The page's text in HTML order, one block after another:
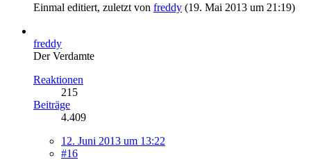
Einmal editiert, zuletzt von freddy (19. Mai 2013 um 21:19)
freddy
Der Verdamte
Reaktionen
215
Beiträge
4.409
12. Juni 2013 um 13:22
#16